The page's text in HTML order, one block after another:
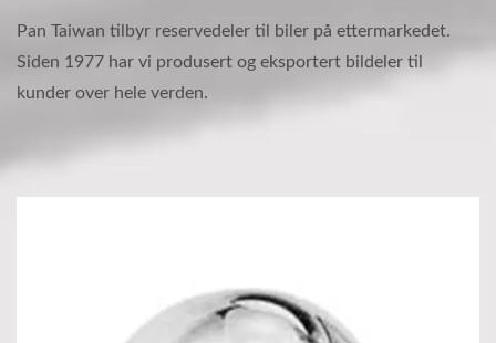
Pan Taiwan tilbyr reservedeler til biler på ettermarkedet.
Siden 1977 har vi produsert og eksportert bildeler til
kunder over hele verden.